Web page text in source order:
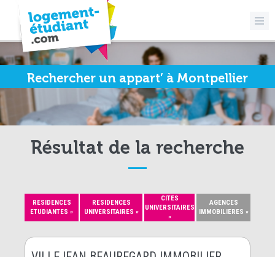
Rechercher un appart’ à Montpellier
Résultat de la recherche
RESIDENCES
ETUDIANTES »
RESIDENCES
UNIVERSITAIRES »
CITES
UNIVERSITAIRES
»
AGENCES
IMMOBILIERES »